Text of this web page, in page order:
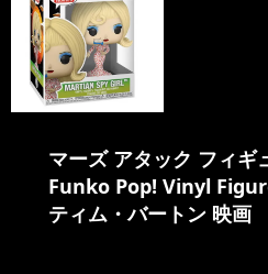
マーズ アタック フィ
Funko Pop! Vinyl
ティム・バートン 映画